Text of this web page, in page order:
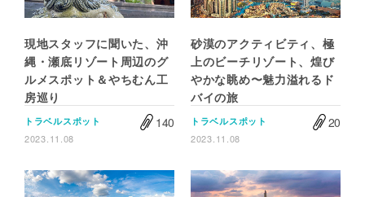
現地スタッフに聞いた、沖
縄・瀬底リゾート周辺のグ
ルメスポット＆やちむん工
房巡り
トラベルスポット
2023.11.08
140
砂漠のアクティビティ、極
上のビーチリゾート、煌び
やかな眺め〜魅力溢れるド
バイの旅
トラベルスポット
2023.11.08
20